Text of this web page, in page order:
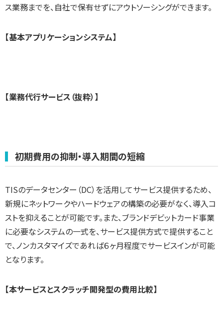
ス業務までを、自社で保有せずにアウトソーシングができます。
【基本アプリケーションシステム】
【業務代行サービス（抜粋）】
初期費用の抑制・導入期間の短縮
TISのデータセンター（DC）を活用してサービス提供するため、
新規にネットワークやハードウェアの構築の必要がなく、導入コ
ストを抑えることが可能です。また、ブランドデビットカード事業
に必要なシステムの一式を、サービス提供方式で提供すること
で、ノンカスタマイズであれば６ヶ月程度でサービスインが可能
となります。
【本サービスとスクラッチ開発型の費用比較】